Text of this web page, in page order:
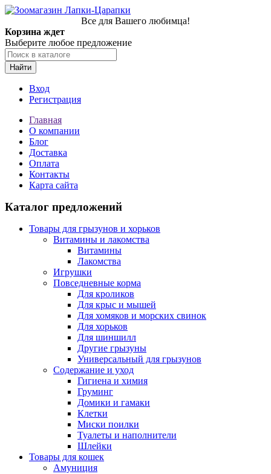
Все для Вашего любимца!
Корзина ждет
Выберите любое предложение
Найти
Вход
Регистрация
Главная
О компании
Блог
Доставка
Оплата
Контакты
Карта сайта
Каталог предложений
Товары для грызунов и хорьков
Витамины и лакомства
Витамины
Лакомства
Игрушки
Повседневные корма
Для кроликов
Для крыс и мышей
Для хомяков и морских свинок
Для хорьков
Для шиншилл
Другие грызуны
Универсальный для грызунов
Содержание и уход
Гигиена и химия
Груминг
Домики и гамаки
Клетки
Миски поилки
Туалеты и наполнители
Шлейки
Товары для кошек
Амуниция